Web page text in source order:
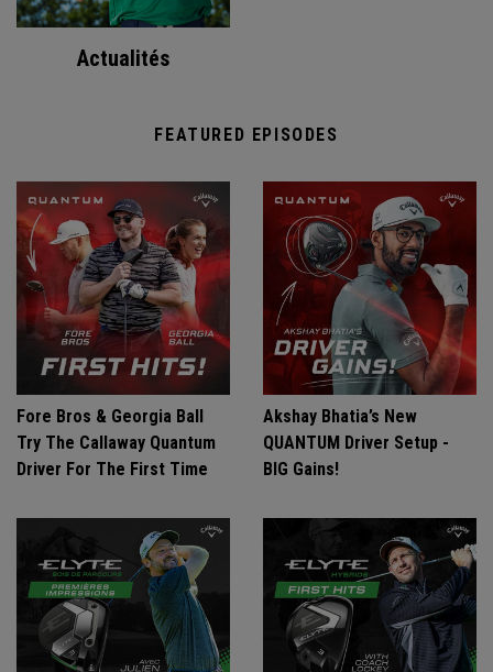
Actualités
FEATURED EPISODES
Fore Bros & Georgia Ball
Try The Callaway Quantum
Driver For The First Time
Akshay Bhatia’s New
QUANTUM Driver Setup -
BIG Gains!